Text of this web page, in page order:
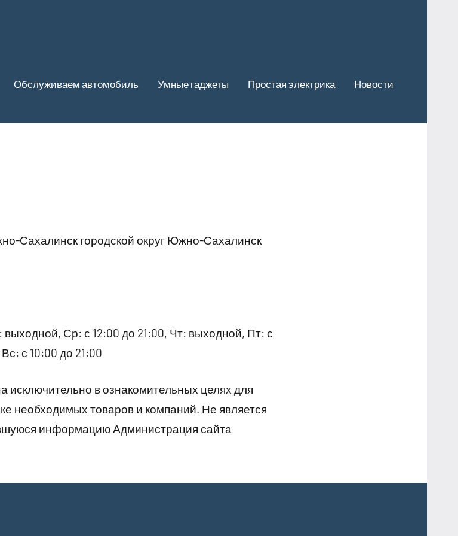
Обслуживаем автомобиль Умные гаджеты Простая электрика Новости
Сахалинск городской округ Южно-Сахалинск
Ср: с 12:00 до 21:00, Чт: выходной, Пт: с
с 10:00 до 21:00
в ознакомительных целях для
необходимых товаров и компаний. Не является
информацию Администрация сайта